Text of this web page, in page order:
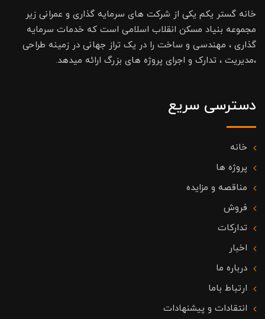
خانه گستر یکم یکی از شرکت های سرمایه گذاری و عمرانی زیر
مجموعه بنیاد مسکن انقلاب اسلامی است که خدمات سرمایه
گذاری ، مهندسی و ساخت را در یک تراز جهانی در زمینه طراحی
،مدیریت ، تدارک و اجرای پروژه های بزرگ ارائه میدهد.
دسترسی سریع
خانه
پروژه ها
مناقصه و مزایده
فروش
تدارکات
اخبار
درباره ما
ارتباط باما
انتقادات و پیشنهادات